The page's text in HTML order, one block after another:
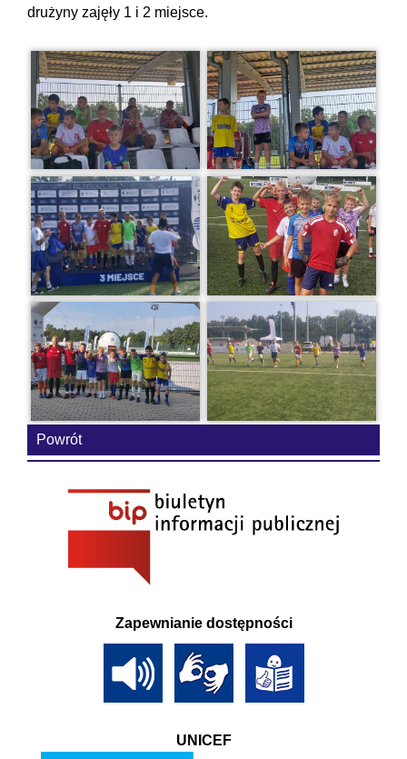
drużyny zajęły 1 i 2 miejsce.
Powrót
Zapewnianie dostępności
UNICEF